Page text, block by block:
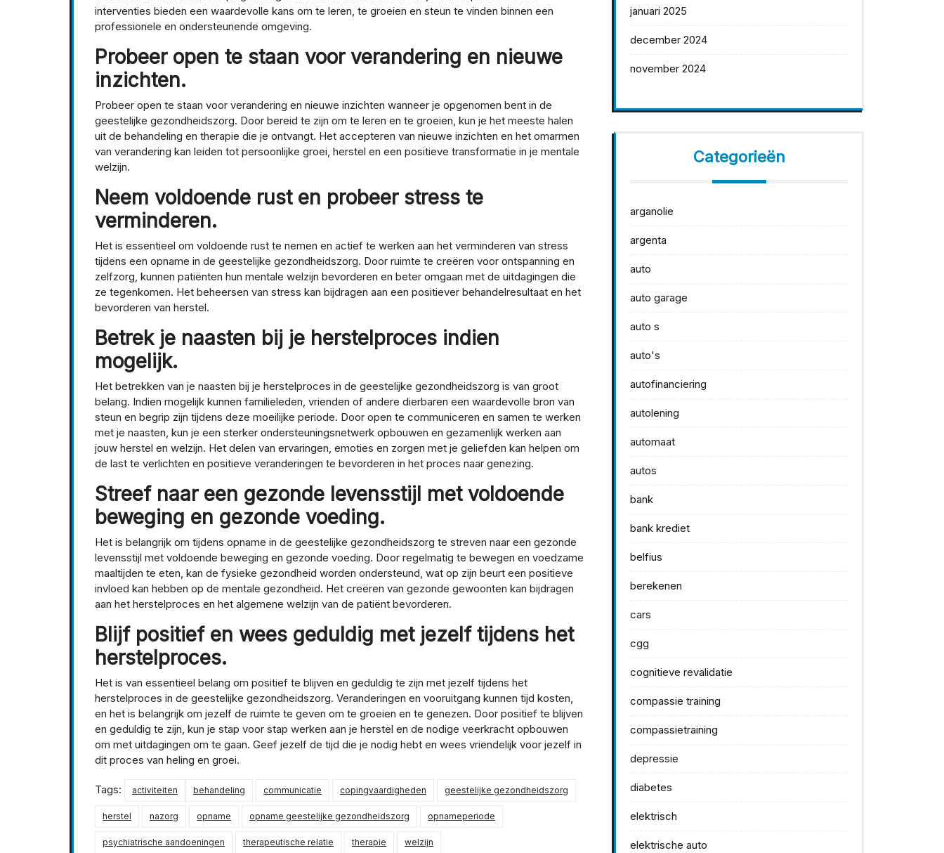
interventies bieden een waardevolle kans om te leren, te groeien en steun te vinden binnen een
professionele en ondersteunende omgeving.
Probeer open te staan voor verandering en nieuwe
inzichten.
Probeer open te staan voor verandering en nieuwe inzichten wanneer je opgenomen bent in de
geestelijke gezondheidszorg. Door bereid te zijn om te leren en te groeien, kun je het meeste halen
uit de behandeling en therapie die je ontvangt. Het accepteren van nieuwe inzichten en het omarmen
van verandering kan leiden tot persoonlijke groei, herstel en een positieve transformatie in je mentale
welzijn.
Neem voldoende rust en probeer stress te
verminderen.
Het is essentieel om voldoende rust te nemen en actief te werken aan het verminderen van stress
tijdens een opname in de geestelijke gezondheidszorg. Door ruimte te creëren voor ontspanning en
zelfzorg, kunnen patiënten hun mentale welzijn bevorderen en beter omgaan met de uitdagingen die
ze tegenkomen. Het beheersen van stress kan bijdragen aan een positiever behandelresultaat en het
bevorderen van herstel.
Betrek je naasten bij je herstelproces indien
mogelijk.
Het betrekken van je naasten bij je herstelproces in de geestelijke gezondheidszorg is van groot
belang. Indien mogelijk kunnen familieleden, vrienden of andere dierbaren een waardevolle bron van
steun en begrip zijn tijdens deze moeilijke periode. Door open te communiceren en samen te werken
met je naasten, kun je een sterker ondersteuningsnetwerk opbouwen en gezamenlijk werken aan
jouw herstel en welzijn. Het delen van ervaringen, emoties en zorgen met je geliefden kan helpen om
de last te verlichten en positieve veranderingen te bevorderen in het proces naar genezing.
Streef naar een gezonde levensstijl met voldoende
beweging en gezonde voeding.
Het is belangrijk om tijdens opname in de geestelijke gezondheidszorg te streven naar een gezonde
levensstijl met voldoende beweging en gezonde voeding. Door regelmatig te bewegen en voedzame
maaltijden te eten, kan de fysieke gezondheid worden ondersteund, wat op zijn beurt een positieve
invloed kan hebben op de mentale gezondheid. Het creëren van gezonde gewoonten kan bijdragen
aan het herstelproces en het algemene welzijn van de patiënt bevorderen.
Blijf positief en wees geduldig met jezelf tijdens het
herstelproces.
Het is van essentieel belang om positief te blijven en geduldig te zijn met jezelf tijdens het
herstelproces in de geestelijke gezondheidszorg. Veranderingen en vooruitgang kunnen tijd kosten,
en het is belangrijk om jezelf de ruimte te geven om te groeien en te genezen. Door positief te blijven
en geduldig te zijn, kun je stap voor stap werken aan je herstel en de nodige veerkracht opbouwen
om met uitdagingen om te gaan. Geef jezelf de tijd die je nodig hebt en wees vriendelijk voor jezelf in
dit proces van heling en groei.
Tags: activiteiten behandeling communicatie copingvaardigheden geestelijke gezondheidszorg
herstel nazorg opname opname geestelijke gezondheidszorg opnameperiode
psychiatrische aandoeningen therapeutische relatie therapie welzijn
januari 2025
december 2024
november 2024
Categorieën
arganolie
argenta
auto
auto garage
auto s
auto's
autofinanciering
autolening
automaat
autos
bank
bank krediet
belfius
berekenen
cars
cgg
cognitieve revalidatie
compassie training
compassietraining
depressie
diabetes
elektrisch
elektrische auto